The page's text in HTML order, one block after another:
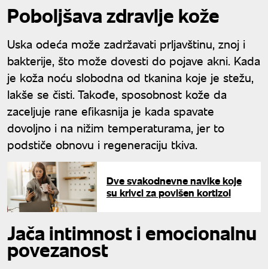
Poboljšava zdravlje kože
Uska odeća može zadržavati prljavštinu, znoj i
bakterije, što može dovesti do pojave akni. Kada
je koža noću slobodna od tkanina koje je stežu,
lakše se čisti. Takođe, sposobnost kože da
zaceljuje rane efikasnija je kada spavate
dovoljno i na nižim temperaturama, jer to
podstiče obnovu i regeneraciju tkiva.
Dve svakodnevne navike koje
su krivci za povišen kortizol
Jača intimnost i emocionalnu
povezanost